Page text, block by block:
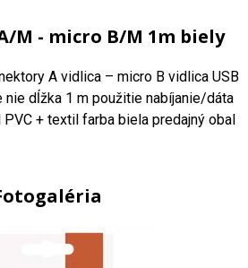
M - micro B/M 1m biely
A vidlica – micro B vidlica USB
nie dĺžka 1 m použitie nabíjanie/dáta
PVC + textil farba biela predajný obal